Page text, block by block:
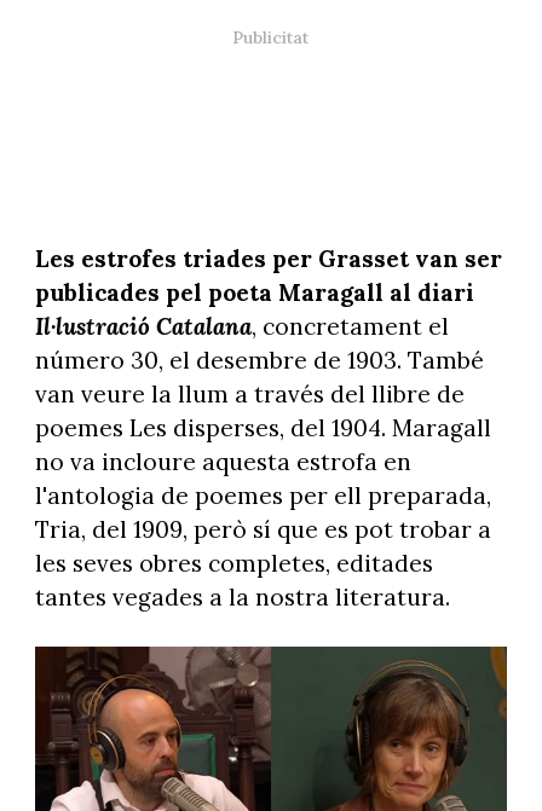
Les estrofes triades per Grasset van ser
publicades pel poeta Maragall al diari
Il·lustració Catalana, concretament el
número 30, el desembre de 1903. També
van veure la llum a través del llibre de
poemes Les disperses, del 1904. Maragall
no va incloure aquesta estrofa en
l'antologia de poemes per ell preparada,
Tria, del 1909, però sí que es pot trobar a
les seves obres completes, editades
tantes vegades a la nostra literatura.